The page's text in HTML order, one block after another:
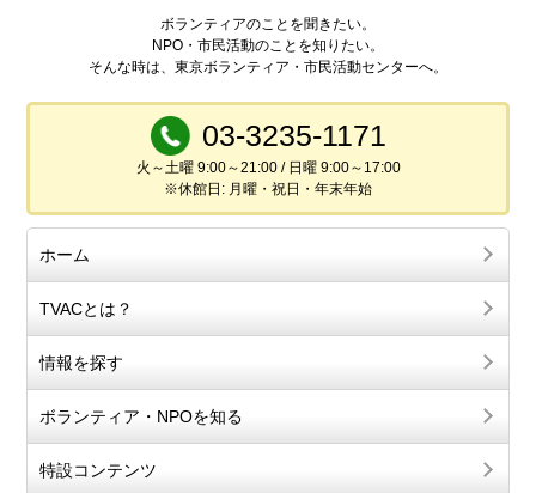
ボランティアのことを聞きたい。
NPO・市民活動のことを知りたい。
そんな時は、東京ボランティア・市民活動センターへ。
03-3235-1171
火～土曜 9:00～21:00 / 日曜 9:00～17:00
※休館日: 月曜・祝日・年末年始
ホーム
TVACとは？
情報を探す
ボランティア・NPOを知る
特設コンテンツ